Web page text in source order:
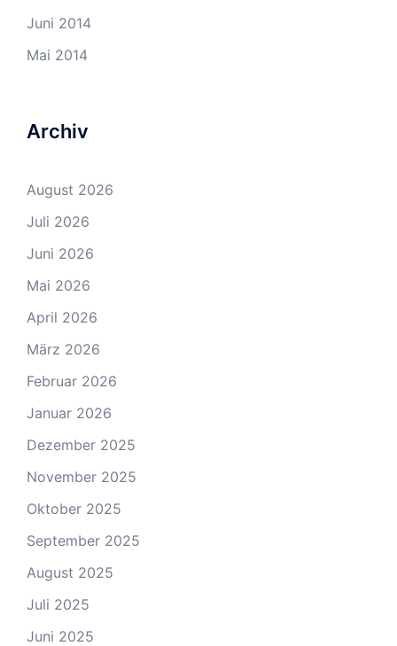
Juni 2014
Mai 2014
Archiv
August 2026
Juli 2026
Juni 2026
Mai 2026
April 2026
März 2026
Februar 2026
Januar 2026
Dezember 2025
November 2025
Oktober 2025
September 2025
August 2025
Juli 2025
Juni 2025